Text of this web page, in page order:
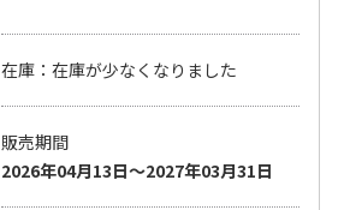
在庫：在庫が少なくなりました
販売期間
2026年04月13日～2027年03月31日